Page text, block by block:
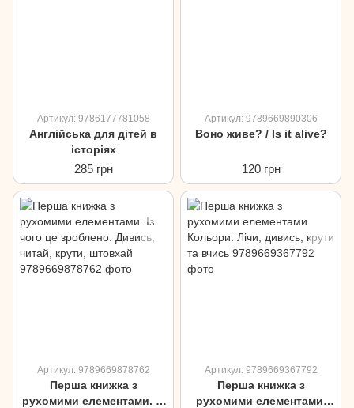
Артикул: 9786177781058
Англійська для дітей в
історіях
285 грн
Артикул: 9789669890306
Воно живе? / Is it alive?
120 грн
Артикул: 9789669878762
Перша книжка з
рухомими елементами. Із
Артикул: 9789669367792
Перша книжка з
рухомими елементами.